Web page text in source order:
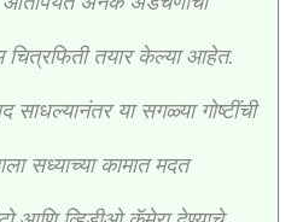
चित्रफिती तयार केल्या आहेत.
साधल्यानंतर या सगळ्या गोष्टींची
सध्याच्या कामात मदत